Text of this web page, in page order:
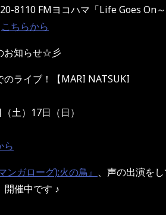
8110 FMヨコハマ「Life Goes On
こちらから
お知らせ☆彡
ライブ！【MARI NATSUKI
土）17日（日）
ら
ンガローグ):火の鳥』 、声の出演を
開催中です ♪